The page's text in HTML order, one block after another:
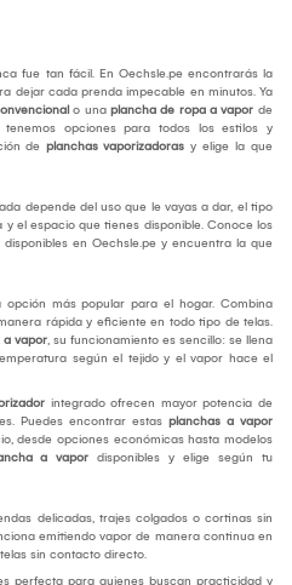
fue tan fácil. En Oechsle.pe encontrarás la
dejar cada prenda impecable en minutos. Ya
o una plancha de ropa a vapor de
opciones para todos los estilos y
de planchas vaporizadoras y elige la que
depende del uso que le vayas a dar, el tipo
el espacio que tienes disponible. Conoce los
disponibles en Oechsle.pe y encuentra la que
opción más popular para el hogar. Combina
rápida y eficiente en todo tipo de telas.
a vapor, su funcionamiento es sencillo: se llena
según el tejido y el vapor hace el
integrado ofrecen mayor potencia de
Puedes encontrar estas planchas a vapor
desde opciones económicas hasta modelos
a vapor disponibles y elige según tu
delicadas, trajes colgados o cortinas sin
emitiendo vapor de manera continua en
sin contacto directo.
perfecta para quienes buscan practicidad y